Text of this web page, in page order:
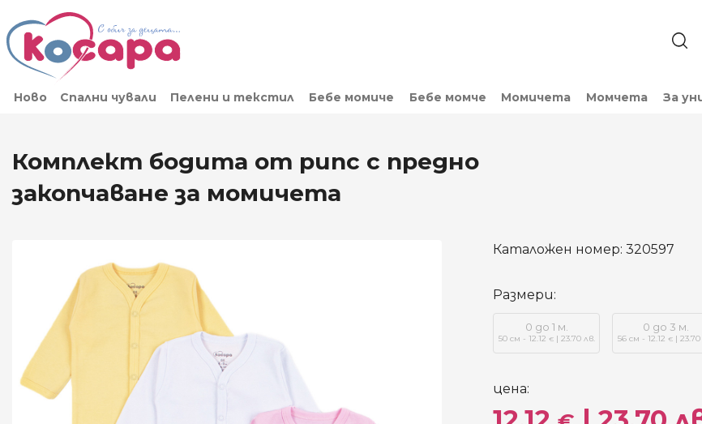
Ново Спални чували Пелени и текстил Бебе момиче Бебе момче Момичета Момчета За
Комплект бодита от рипс с предно
закопчаване за момичета
Каталожен номер: 320597
цена:
Размери:
0 до 1 м.
50 см - 12.12 €| 23.70 лв.
0 до 3 м.
56 см - 12.12 €| 23.70